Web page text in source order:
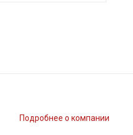
Подробнее о компании